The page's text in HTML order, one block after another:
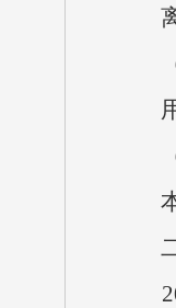
离
用
本
二